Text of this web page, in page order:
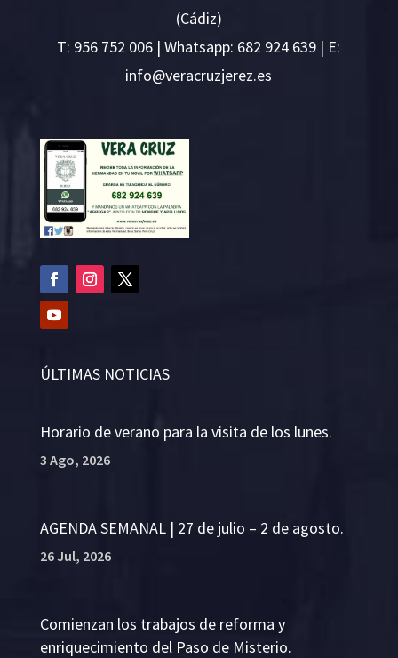
(Cádiz)
T: 956 752 006 | Whatsapp: 682 924 639 | E:
se.ze
rejzu
rcare
v@ofn
i
ÚLTIMAS NOTICIAS
Horario de verano para la visita de los lunes.
3 Ago, 2026
AGENDA SEMANAL | 27 de julio – 2 de agosto.
26 Jul, 2026
Comienzan los trabajos de reforma y
enriquecimiento del Paso de Misterio.